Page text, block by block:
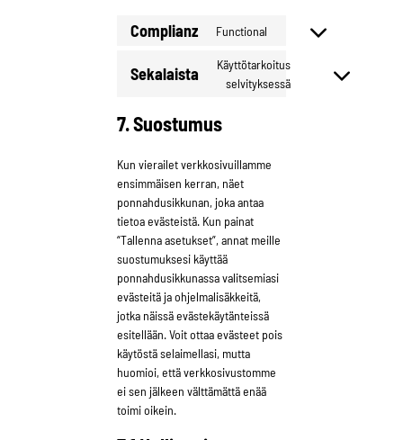
Complianz Functional
Consent
service
Sekalaista
Käyttötarkoitus
selvityksessä
Consent
7. Suostumus
Kun vierailet verkkosivuillamme
ensimmäisen kerran, näet
ponnahdusikkunan, joka antaa
tietoa evästeistä. Kun painat
“Tallenna asetukset”, annat meille
suostumuksesi käyttää
ponnahdusikkunassa valitsemiasi
evästeitä ja ohjelmalisäkkeitä,
jotka näissä evästekäytänteissä
esitellään. Voit ottaa evästeet pois
käytöstä selaimellasi, mutta
huomioi, että verkkosivustomme
ei sen jälkeen välttämättä enää
toimi oikein.